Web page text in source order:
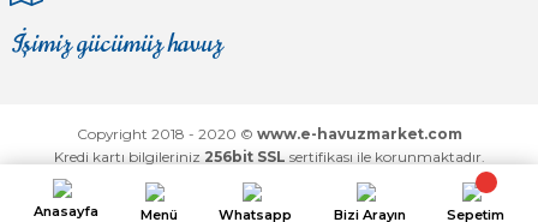
İşimiz gücümüz havuz
Mağaza
Depomuz
Copyright 2018 - 2020 © www.e-havuzmarket.com
Kredi kartı bilgileriniz 256bit SSL sertifikası ile korunmaktadır.
Anasayfa Menü Whatsapp Bizi Arayın Sepetim